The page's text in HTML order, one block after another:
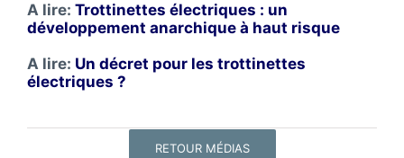
A lire: Trottinettes électriques : un
développement anarchique à haut risque
A lire: Un décret pour les trottinettes
électriques ?
RETOUR MÉDIAS